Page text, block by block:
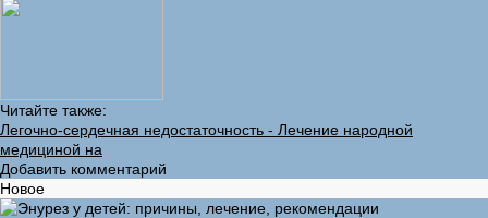
Читайте также:
Легочно-сердечная недостаточность - Лечение народной
медициной на
Добавить комментарий
Новое